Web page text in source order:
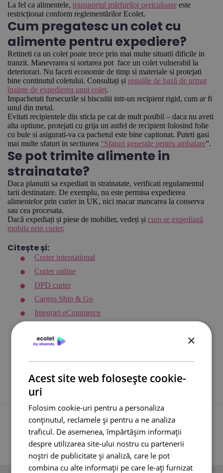
La fel ca alimentele, transportul mărfurilor periculoase este
restricționat conform reglementărilor Ecolet.
Cum pregatesc un colet cu
alimente pentru expediere?
Retineti ca un colet poate trece prin mai multe situatii dificile in
tranzit. Manevrarea si sortarea pot face un colet vulnerabil la
deteriorari. Nu faceti economie de timp si materiale si protejati
bine continutul coletului. Consultați și regulile de bază de urmat
înainte de expedierea unui colet.
Impachetati fursecurile si biscuitii intr-un recipient rigid, cum ar fi
unul din metal.
Evitati recipientele din sticla pe cat de mult posibil – daca nu aveti
alta optiune, protejati cu grija un astfel de recipient folosind folie
cu bule si asigurati-va ca pachetul este bine capitonat. Puteti gasi
mai multe sfaturi in sectiunea “Sfaturi generale pentru ambalare”.
Se pot trimite alimente in
strainatate?
Daca planuiti sa expediati in strainatate, verificati regulamentul
tarii destinatare. De exemplu, nu este permisa expedierea
alimentelor prin curier in UK, nici macar mancarea la conserva
sau cea procesata.
Dacă expediați și piese de mobilier, vedeți și cum se expediază
mobila prin curier.
Citește și:
Curier international
Curier online
DPD curier
Cargus Ship & Go
Integrari eCommerce
Transport bicicleta curier
Înapoi la toate înregistrările
×
Acest site web folosește cookie-
uri
Folosim cookie-uri pentru a personaliza
conținutul, reclamele și pentru a ne analiza
traficul. De asemenea, împărtășim informații
despre utilizarea site-ului nostru cu partenerii
noștri de publicitate și analiză, care le pot
combina cu alte informații pe care le-ați furnizat